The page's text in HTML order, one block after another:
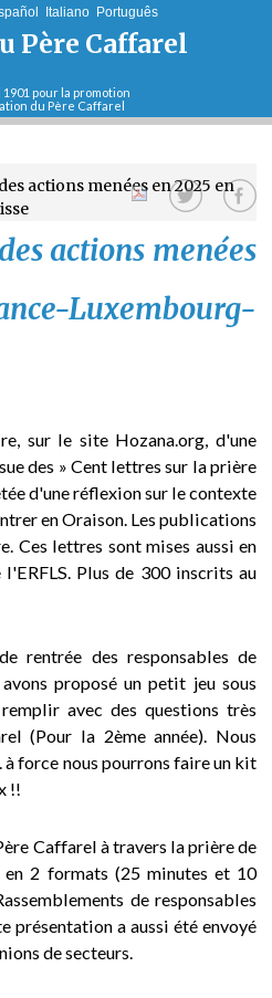
navigation
Père Caffarel
pour la promotion
du Père Caffarel
Italiano Português
actions menées en 2025 en
actions menées
Luxembourg-
sur le site Hozana.org, d'une
des » Cent lettres sur la prière
d'une réflexion sur le contexte
en Oraison. Les publications
Ces lettres sont mises aussi en
Plus de 300 inscrits au
rentrée des responsables de
proposé un petit jeu sous
avec des questions très
(Pour la 2ème année). Nous
à force nous pourrons faire un kit
!!
Caffarel à travers la prière de
en 2 formats (25 minutes et 10
de responsables
présentation a aussi été envoyé
de secteurs.